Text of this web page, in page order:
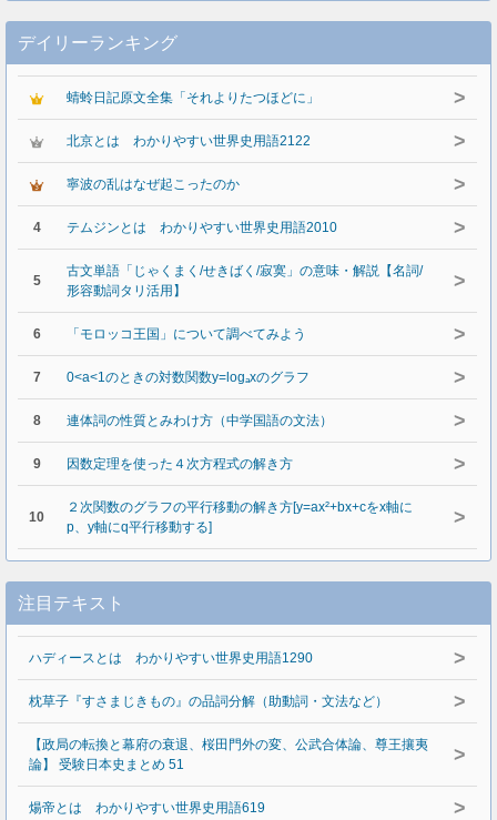
デイリーランキング
蜻蛉日記原文全集「それよりたつほどに」 >
北京とは わかりやすい世界史用語2122 >
寧波の乱はなぜ起こったのか >
4 テムジンとは わかりやすい世界史用語2010 >
5
古文単語「じゃくまく/せきばく/寂寞」の意味・解説【名詞/
形容動詞タリ活用】
>
6 「モロッコ王国」について調べてみよう >
7 0<a<1のときの対数関数y=logₐxのグラフ >
8 連体詞の性質とみわけ方（中学国語の文法） >
9 因数定理を使った４次方程式の解き方 >
10
２次関数のグラフの平行移動の解き方[y=ax²+bx+cをx軸に
p、y軸にq平行移動する]
>
注目テキスト
ハディースとは わかりやすい世界史用語1290 >
枕草子『すさまじきもの』の品詞分解（助動詞・文法など） >
【政局の転換と幕府の衰退、桜田門外の変、公武合体論、尊王攘夷
論】 受験日本史まとめ 51
>
煬帝とは わかりやすい世界史用語619 >